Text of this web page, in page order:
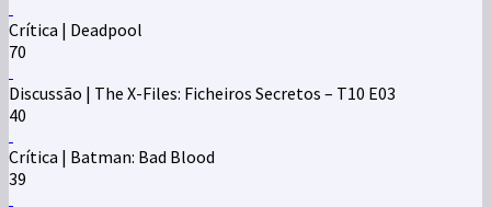
Crítica | Deadpool
70
Discussão | The X-Files: Ficheiros Secretos – T10 E03
40
Crítica | Batman: Bad Blood
39